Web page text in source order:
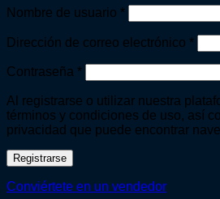
Nombre de usuario *Obligatorio
Dirección de correo electrónico *
Contraseña *Obligatorio
Al registrarse o utilizar nuestra
términos y condiciones de uso, así
privacidad que puede encontrar
Registrarse
Conviértete en un vendedor